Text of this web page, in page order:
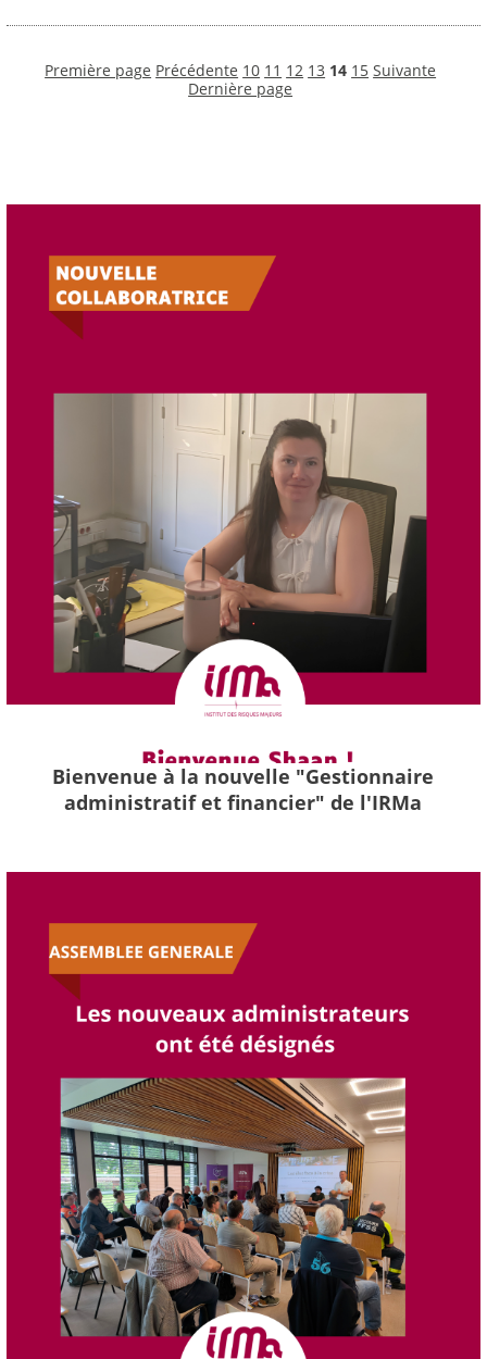
Première page Précédente 10 11 12 13 14 15 Suivante
Dernière page
Bienvenue à la nouvelle "Gestionnaire
administratif et financier" de l'IRMa